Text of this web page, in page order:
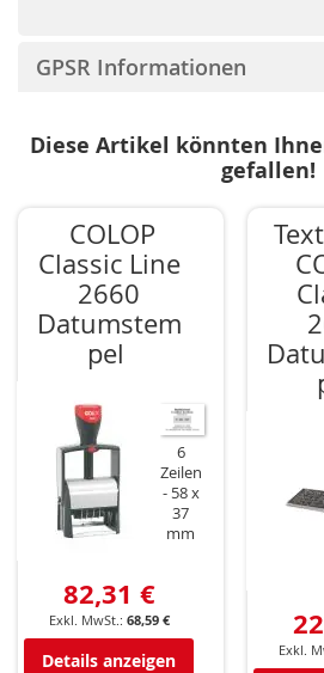
GPSR Informationen
Diese Artikel könnten
gefallen!
COLOP
Classic Line
2660
Datumstem
pel
6
Zeilen
58 x
37
mm
82,31 €
68,59 €
Details anzeigen